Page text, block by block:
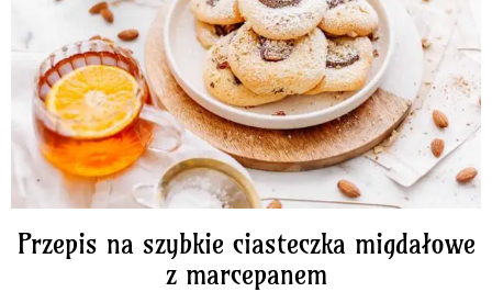
Pieczywo
Przetwory
Posiłki
Zdrowo i fit
Przepis na szybkie ciasteczka migdałowe
z marcepanem